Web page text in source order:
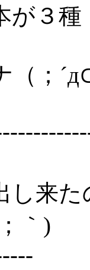
が３
（；
し来
｀)